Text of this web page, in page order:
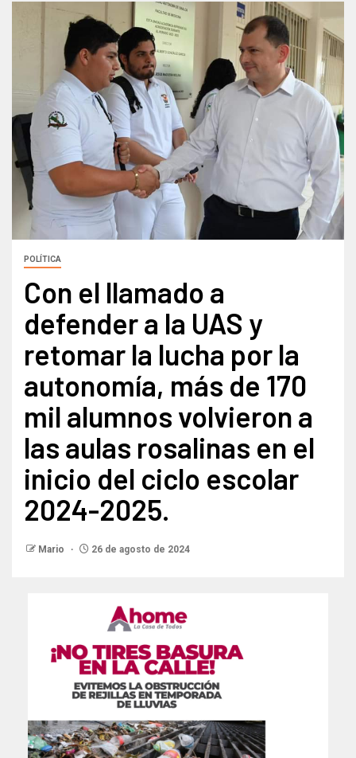
POLÍTICA
Con el llamado a
defender a la UAS y
retomar la lucha por la
autonomía, más de 170
mil alumnos volvieron a
las aulas rosalinas en el
inicio del ciclo escolar
2024-2025.
Mario 26 de agosto de 2024